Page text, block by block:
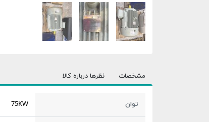
مشخصات نظرها درباره کالا
توان 75KW